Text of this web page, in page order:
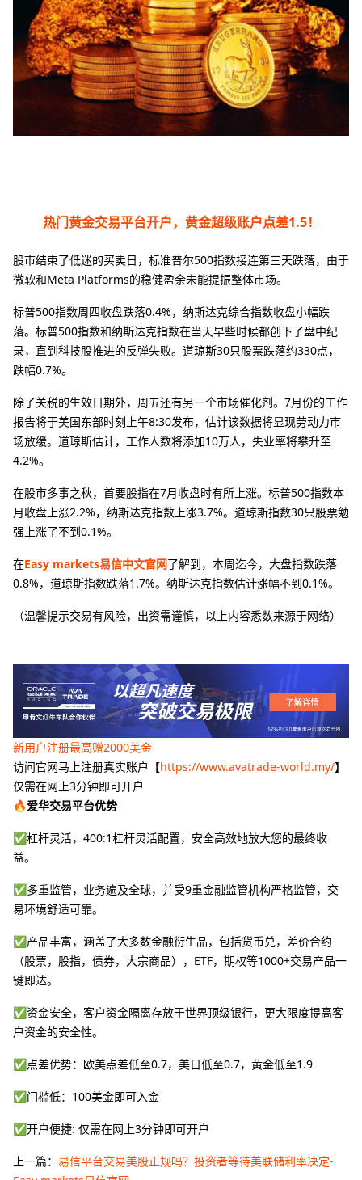
热门黄金交易平台开户，黄金超级账户点差1.5！
股市结束了低迷的买卖日，标准普尔500指数接连第三天跌落，由于
微软和Meta Platforms的稳健盈余未能提振整体市场。
标普500指数周四收盘跌落0.4%，纳斯达克综合指数收盘小幅跌
落。标普500指数和纳斯达克指数在当天早些时候都创下了盘中纪
录，直到科技股推进的反弹失败。道琼斯30只股票跌落约330点，
跌幅0.7%。
除了关税的生效日期外，周五还有另一个市场催化剂。7月份的工作
报告将于美国东部时刻上午8:30发布，估计该数据将显现劳动力市
场放缓。道琼斯估计，工作人数将添加10万人，失业率将攀升至
4.2%。
在股市多事之秋，首要股指在7月收盘时有所上涨。标普500指数本
月收盘上涨2.2%，纳斯达克指数上涨3.7%。道琼斯指数30只股票勉
强上涨了不到0.1%。
在Easy markets易信中文官网了解到，本周迄今，大盘指数跌落
0.8%，道琼斯指数跌落1.7%。纳斯达克指数估计涨幅不到0.1%。
（温馨提示交易有风险，出资需谨慎，以上内容悉数来源于网络）
新用户注册最高赠2000美金
访问官网马上注册真实账户【https://www.avatrade-world.my/】
仅需在网上3分钟即可开户
🔥爱华交易平台优势
✅杠杆灵活，400:1杠杆灵活配置，安全高效地放大您的最终收
益。
✅多重监管，业务遍及全球，并受9重金融监管机构严格监管，交
易环境舒适可靠。
✅产品丰富，涵盖了大多数金融衍生品，包括货币兑，差价合约
（股票，股指，债券，大宗商品），ETF，期权等1000+交易产品一
键即达。
✅资金安全，客户资金隔离存放于世界顶级银行，更大限度提高客
户资金的安全性。
✅点差优势：欧美点差低至0.7，美日低至0.7，黄金低至1.9
✅门槛低：100美金即可入金
✅开户便捷: 仅需在网上3分钟即可开户
上一篇： 易信平台交易美股正规吗？投资者等待美联储利率决定-